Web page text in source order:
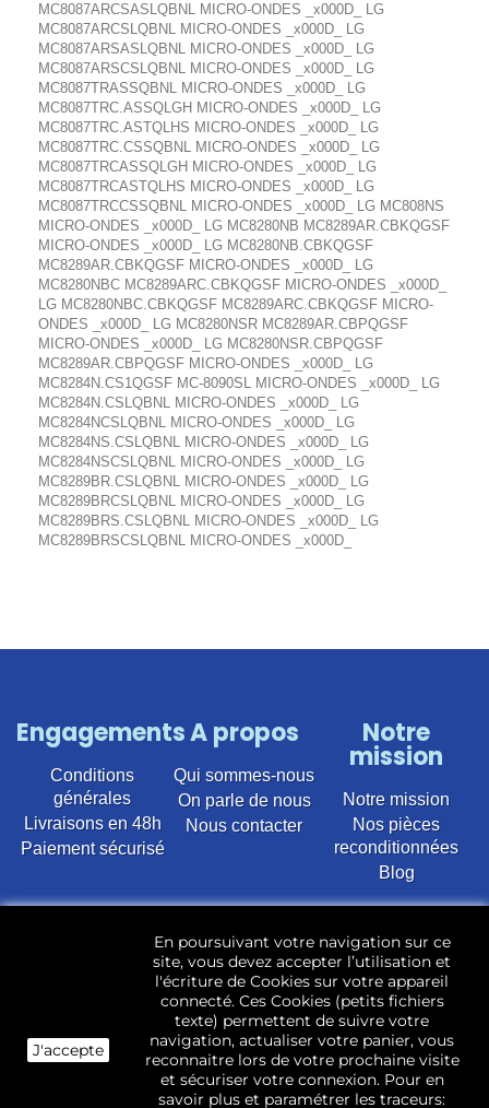
MC8087ARCSASLQBNL MICRO-ONDES _x000D_ LG
MC8087ARCSLQBNL MICRO-ONDES _x000D_ LG
MC8087ARSASLQBNL MICRO-ONDES _x000D_ LG
MC8087ARSCSLQBNL MICRO-ONDES _x000D_ LG
MC8087TRASSQBNL MICRO-ONDES _x000D_ LG
MC8087TRC.ASSQLGH MICRO-ONDES _x000D_ LG
MC8087TRC.ASTQLHS MICRO-ONDES _x000D_ LG
MC8087TRC.CSSQBNL MICRO-ONDES _x000D_ LG
MC8087TRCASSQLGH MICRO-ONDES _x000D_ LG
MC8087TRCASTQLHS MICRO-ONDES _x000D_ LG
MC8087TRCCSSQBNL MICRO-ONDES _x000D_ LG MC808NS
MICRO-ONDES _x000D_ LG MC8280NB MC8289AR.CBKQGSF
MICRO-ONDES _x000D_ LG MC8280NB.CBKQGSF
MC8289AR.CBKQGSF MICRO-ONDES _x000D_ LG
MC8280NBC MC8289ARC.CBKQGSF MICRO-ONDES _x000D_
LG MC8280NBC.CBKQGSF MC8289ARC.CBKQGSF MICRO-
ONDES _x000D_ LG MC8280NSR MC8289AR.CBPQGSF
MICRO-ONDES _x000D_ LG MC8280NSR.CBPQGSF
MC8289AR.CBPQGSF MICRO-ONDES _x000D_ LG
MC8284N.CS1QGSF MC-8090SL MICRO-ONDES _x000D_ LG
MC8284N.CSLQBNL MICRO-ONDES _x000D_ LG
MC8284NCSLQBNL MICRO-ONDES _x000D_ LG
MC8284NS.CSLQBNL MICRO-ONDES _x000D_ LG
MC8284NSCSLQBNL MICRO-ONDES _x000D_ LG
MC8289BR.CSLQBNL MICRO-ONDES _x000D_ LG
MC8289BRCSLQBNL MICRO-ONDES _x000D_ LG
MC8289BRS.CSLQBNL MICRO-ONDES _x000D_ LG
MC8289BRSCSLQBNL MICRO-ONDES _x000D_
Engagements
Conditions
générales
Livraisons en 48h
Paiement sécurisé
A propos
Qui sommes-nous
On parle de nous
Nous contacter
Notre
mission
Notre mission
Nos pièces
reconditionnées
Blog
d’occasion pour toutes marques et modèles. Plus de
22 400 références (Lave-linge, Sèche-linge, Lave-
vaisselle, Micro-ondes, Fours, Cuisinières, Plaques de
cuisson, Réfrigérateurs, Congélateurs, aspirateurs,
Télévisions, LCD, Plasma, Téléviseur.)
Les pièces d’occasion sont révisées, testées pas nos
techniciens et mises en stock dans notre dépôt.
J'accepte
En poursuivant votre navigation sur ce
site, vous devez accepter l’utilisation et
l'écriture de Cookies sur votre appareil
connecté. Ces Cookies (petits fichiers
texte) permettent de suivre votre
navigation, actualiser votre panier, vous
reconnaitre lors de votre prochaine visite
et sécuriser votre connexion. Pour en
savoir plus et paramétrer les traceurs: